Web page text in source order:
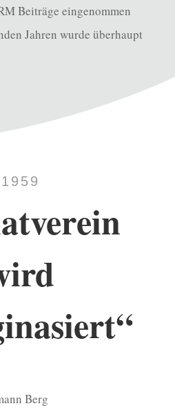
Beiträge eingenommen
Jahren wurde überhaupt
1959